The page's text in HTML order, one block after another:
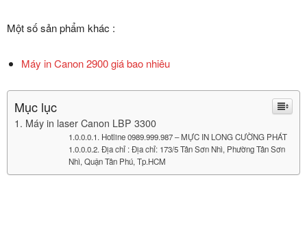
Một số sản phẩm khác :
Máy in Canon 2900 giá bao nhiêu
Mục lục
Máy in laser Canon LBP 3300
Hotline 0989.999.987 – MỰC IN LONG CƯỜNG PHÁT
Địa chỉ : Địa chỉ: 173/5 Tân Sơn Nhì, Phường Tân Sơn
Nhì, Quận Tân Phú, Tp.HCM